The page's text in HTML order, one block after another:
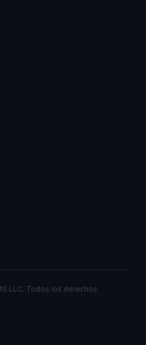
LLC. Todos los derechos